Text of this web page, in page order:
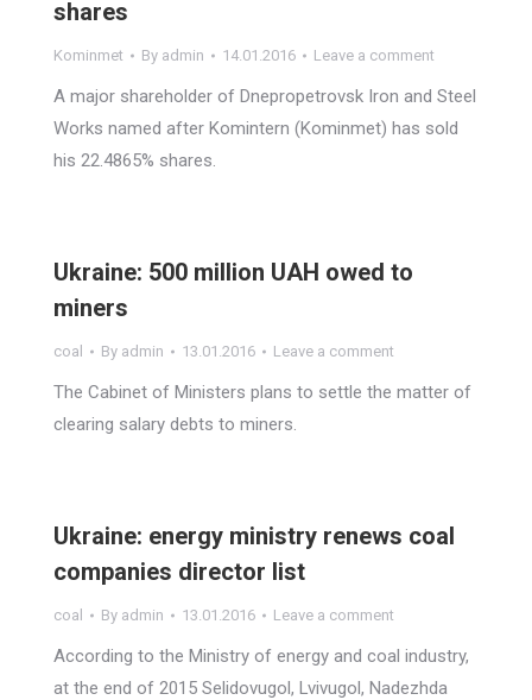
shares
Kominmet By admin 14.01.2016 Leave a comment
A major shareholder of Dnepropetrovsk Iron and Steel
Works named after Komintern (Kominmet) has sold
his 22.4865% shares.
Ukraine: 500 million UAH owed to
miners
coal By admin 13.01.2016 Leave a comment
The Cabinet of Ministers plans to settle the matter of
clearing salary debts to miners.
Ukraine: energy ministry renews coal
companies director list
coal By admin 13.01.2016 Leave a comment
According to the Ministry of energy and coal industry,
at the end of 2015 Selidovugol, Lvivugol, Nadezhda